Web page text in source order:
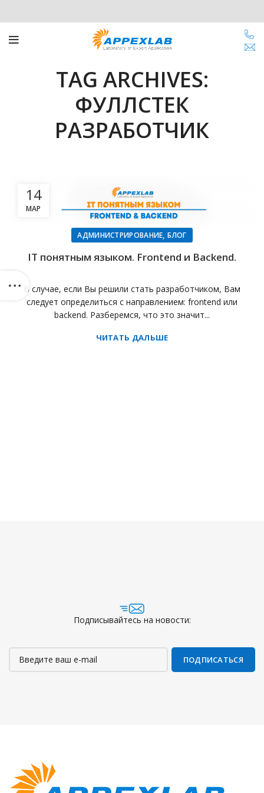
TAG ARCHIVES:
ФУЛЛСТЕК
РАЗРАБОТЧИК
14
МАР
АДМИНИСТРИРОВАНИЕ,БЛОГ
IT понятным языком. Frontend и Backend.
В случае, если Вы решили стать разработчиком, Вам
следует определиться с направлением: frontend или
backend. Разберемся, что это значит...
ЧИТАТЬ ДАЛЬШЕ
Подписывайтесь на новости: